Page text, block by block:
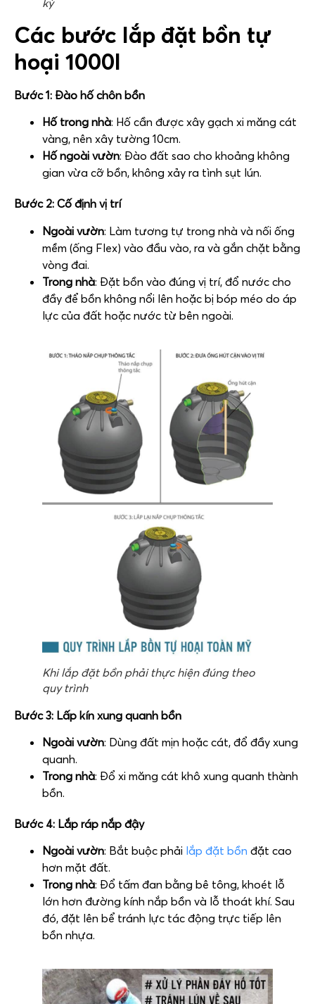
Các bước lắp đặt bồn tự
hoại 1000l
Bước 1: Đào hố chôn bồn
Hố trong nhà: Hố cần được xây gạch xi măng cát
vàng, nên xây tường 10cm.
Hố ngoài vườn: Đào đất sao cho khoảng không
gian vừa cỡ bồn, không xảy ra tình sụt lún.
Bước 2: Cố định vị trí
Ngoài vườn: Làm tương tự trong nhà và nối ống
mềm (ống Flex) vào đầu vào, ra và gắn chặt bằng
vòng đai.
Trong nhà: Đặt bồn vào đúng vị trí, đổ nước cho
đầy để bồn không nổi lên hoặc bị bóp méo do áp
lực của đất hoặc nước từ bên ngoài.
Khi lắp đặt bồn phải thực hiện đúng theo
quy trình
Bước 3: Lấp kín xung quanh bồn
Ngoài vườn: Dùng đất mịn hoặc cát, đổ đầy xung
quanh.
Trong nhà: Đổ xi măng cát khô xung quanh thành
bồn.
Bước 4: Lắp ráp nắp đậy
Ngoài vườn: Bắt buộc phải lắp đặt bồn đặt cao
hơn mặt đất.
Trong nhà: Đổ tấm đan bằng bê tông, khoét lỗ
lớn hơn đường kính nắp bồn và lỗ thoát khí. Sau
đó, đặt lên bể tránh lực tác động trực tiếp lên
bồn nhựa.